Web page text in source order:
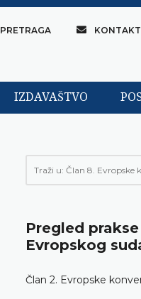
PRETRAGA KONTAKT
IZDAVAŠTVO
Pregled prakse
Evropskog
Član 2. Evropske